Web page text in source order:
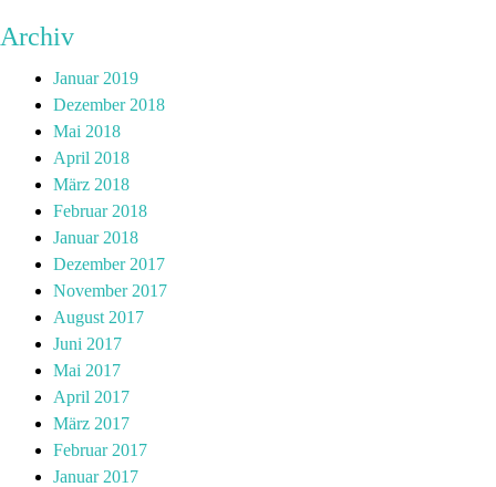
Archiv
Januar 2019
Dezember 2018
Mai 2018
April 2018
März 2018
Februar 2018
Januar 2018
Dezember 2017
November 2017
August 2017
Juni 2017
Mai 2017
April 2017
März 2017
Februar 2017
Januar 2017